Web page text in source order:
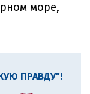
море,
ПРАВДУ"!